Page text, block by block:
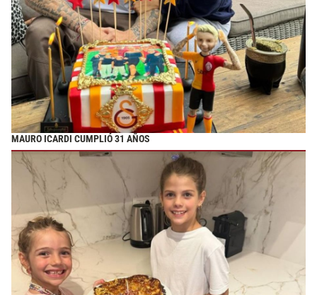
MAURO ICARDI CUMPLIÓ 31 AÑOS